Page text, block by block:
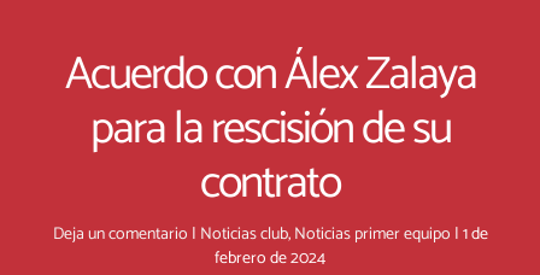
Acuerdo con Álex Zalaya
para la rescisión de su
contrato
Deja un comentario | Noticias club,Noticias primer equipo |1 de
febrero de 2024